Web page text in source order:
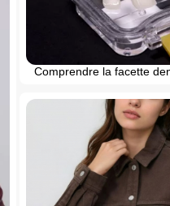
Comprendre la facette